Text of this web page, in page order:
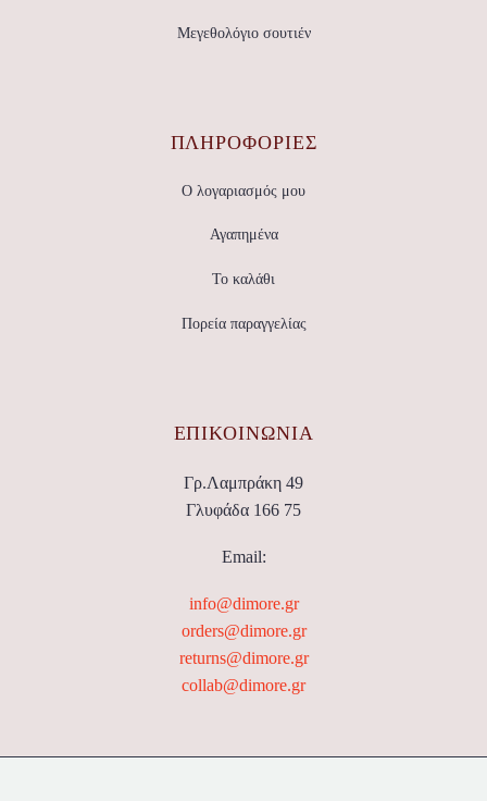
Μεγεθολόγιο σουτιέν
ΠΛΗΡΟΦΟΡΙΕΣ
Ο λογαριασμός μου
Αγαπημένα
Το καλάθι
Πορεία παραγγελίας
ΕΠΙΚΟΙΝΩΝΊΑ
Γρ.Λαμπράκη 49
Γλυφάδα 166 75
Email:
info@dimore.gr
orders@dimore.gr
returns@dimore.gr
collab@dimore.gr